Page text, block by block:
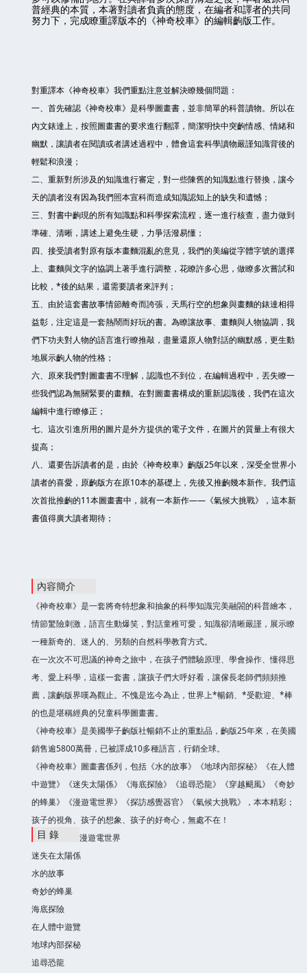
普經典的本質，本著對讀者負責的態度，在編者和譯者的共同
努力下，完成瞭重譯版本的《神奇校車》的編輯齣版工作。
對重譯本《神奇校車》我們重點注意並解決瞭幾個問題：
一、首先確認《神奇校車》是科學圖畫書，並非簡單的科普讀物。所以在
內文錶達上，按照圖畫書的要求進行翻譯，簡潔明快中突齣情感、情緒和
幽默，讓讀者在閱讀或者講述過程中，體會這套科學讀物嚴謹知識背後的
輕鬆和浪漫；
二、重新對所涉及的知識進行審定，對一些陳舊的知識點進行替換，讓今
天的讀者沒有因為我們照本宣科而造成知識認知上的缺失和遺憾；
三、對書中齣現的所有知識點和科學探索流程，逐一進行核查，盡力做到
準確、清晰，講述上避免生硬，力爭活潑易懂；
四、接受讀者對原有版本畫麵混亂的意見，我們的美編從字體字號的選擇
上、畫麵與文字的協調上著手進行調整，花瞭許多心思，做瞭多次嘗試和
比較，*後的結果，還需要讀者來評判；
五、由於這套書故事情節離奇而誇張，天馬行空的想象與畫麵的錶達相得
益彰，注定這是一套熱鬧而好玩的書。為瞭讓故事、畫麵與人物協調，我
們下功夫對人物的語言進行瞭推敲，盡量還原人物對話的幽默感，更生動
地展示齣人物的性格；
六、原來我們對圖畫書不理解，認識也不到位，在編輯過程中，丟失瞭一
些我們認為無關緊要的畫麵。在對圖畫書構成的重新認識後，我們在這次
編輯中進行瞭修正；
七、這次引進所用的圖片是外方提供的電子文件，在圖片的質量上有很大
提高；
八、還要告訴讀者的是，由於《神奇校車》齣版25年以來，深受全世界小
讀者的喜愛，原齣版方在原10本的基礎上，先後又推齣幾本新作。我們這
次首批推齣的11本圖畫書中，就有一本新作——《氣候大挑戰》，這本新
書值得廣大讀者期待；
內容簡介
《神奇校車》是一套將奇特想象和抽象的科學知識完美融閤的科普繪本，
情節驚險刺激，語言生動爆笑，對話童稚可愛，知識卻清晰嚴謹，展示瞭
一種新奇的、迷人的、另類的自然科學教育方式。
在一次次不可思議的神奇之旅中，在孩子們體驗原理、學會操作、懂得思
考、愛上科學，這樣一套書，讓孩子們大呼好看，讓傢長老師們頻頻推
薦，讓齣版界嘆為觀止。不愧是迄今為止，世界上*暢銷、*受歡迎、*棒
的也是堪稱經典的兒童科學圖畫書。
《神奇校車》是美國學子齣版社暢銷不止的重點品，齣版25年來，在美國
銷售逾5800萬冊，已被譯成10多種語言，行銷全球。
《神奇校車》圖畫書係列，包括《水的故事》《地球內部探秘》《在人體
中遊覽》《迷失太陽係》《海底探險》《追尋恐龍》《穿越颶風》《奇妙
的蜂巢》《漫遊電世界》《探訪感覺器官》《氣候大挑戰》，本本精彩；
孩子的視角、孩子的想象、孩子的好奇心，無處不在！
目 錄
漫遊電世界
迷失在太陽係
水的故事
奇妙的蜂巢
海底探險
在人體中遊覽
地球內部探秘
追尋恐龍